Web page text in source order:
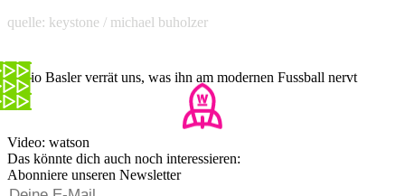
quelle: keystone / michael buholzer
Mario Basler verrät uns, was ihn am modernen Fussball nervt
Video: watson
Das könnte dich auch noch interessieren:
Abonniere unseren Newsletter